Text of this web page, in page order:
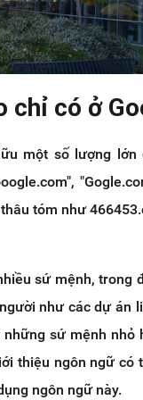
chỉ có ở
một số lượng
tóm như
sứ mệnh, trong
như các dự án
sứ mệnh
thiệu ngôn ngữ có
ngôn ngữ này.